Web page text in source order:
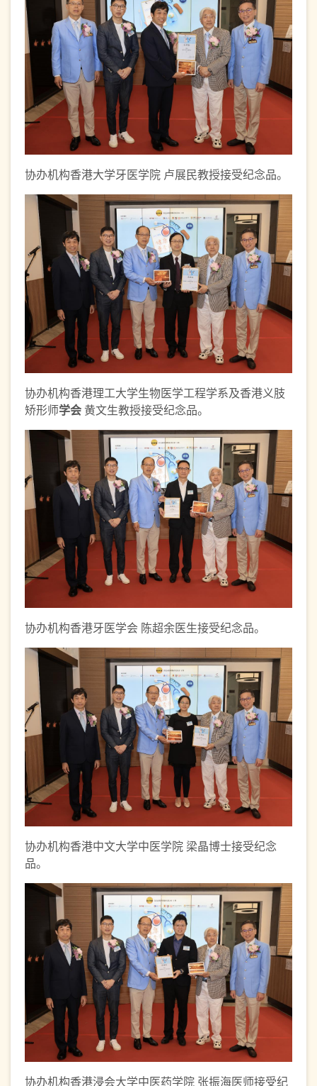
协办机构香港大学牙医学院 卢展民教授接受纪念品。
协办机构香港理工大学生物医学工程学系及香港义肢
矫形师学会 黄文生教授接受纪念品。
协办机构香港牙医学会 陈超余医生接受纪念品。
协办机构香港中文大学中医学院 梁晶博士接受纪念
品。
协办机构香港浸会大学中医药学院 张振海医师接受纪